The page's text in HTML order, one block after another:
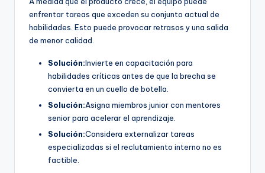
enfrentar tareas que exceden su conjunto actual de
habilidades. Esto puede provocar retrasos y una salida
de menor calidad.
Solución:Invierte en capacitación para
habilidades críticas antes de que la brecha se
convierta en un cuello de botella.
Solución:Asigna miembros junior con mentores
senior para acelerar el aprendizaje.
Solución:Considera externalizar tareas
especializadas si el reclutamiento interno no es
factible.